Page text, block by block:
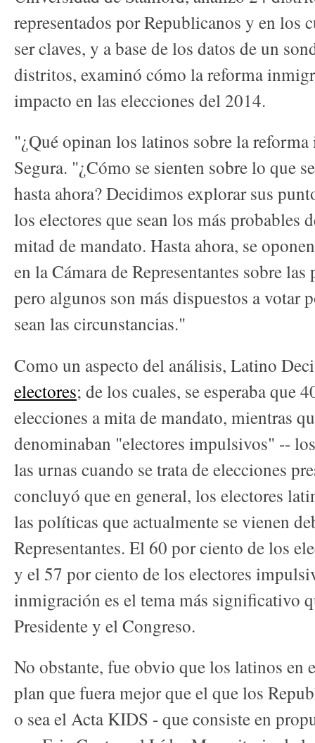
representados por Republicanos y en los
ser claves, y a base de los datos de un
distritos, examinó cómo la reforma
impacto en las elecciones del 2014.
"¿Qué opinan los latinos sobre la
Segura. "¿Cómo se sienten sobre lo que
hasta ahora? Decidimos explorar sus
los electores que sean los más probables
mitad de mandato. Hasta ahora, se
en la Cámara de Representantes sobre
pero algunos son más dispuestos a votar
sean las circunstancias."
Como un aspecto del análisis, Latino
electores; de los cuales, se esperaba que
elecciones a mita de mandato, mientras
denominaban "electores impulsivos" --
las urnas cuando se trata de elecciones
concluyó que en general, los electores
las políticas que actualmente se vienen
Representantes. El 60 por ciento de los
y el 57 por ciento de los electores
inmigración es el tema más significativo
Presidente y el Congreso.
No obstante, fue obvio que los latinos en
plan que fuera mejor que el que los
o sea el Acta KIDS - que consiste en